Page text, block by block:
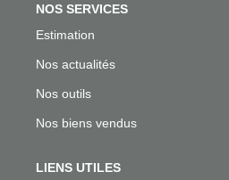
NOS SERVICES
Estimation
Nos actualités
Nos outils
Nos biens vendus
LIENS UTILES